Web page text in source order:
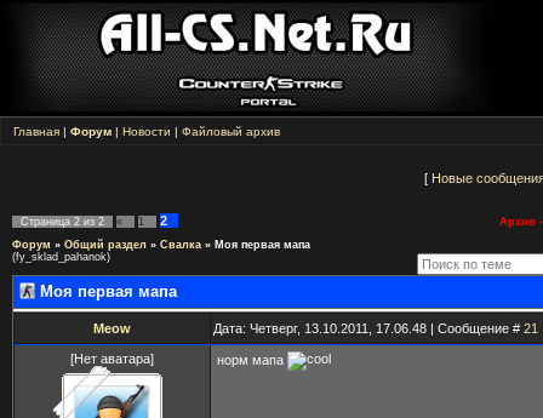
Главная | Форум | Новости | Файловый архив
[ Новые
Страница 2 из 2 « 1 2
Архив -
Форум » Общий раздел » Свалка » Моя первая мапа
(fy_sklad_pahanok)
Моя первая мапа
Meow Дата: Четверг, 13.10.2011, 17.06.48 | Сообщение # 21
[Нет аватара] норм мапа